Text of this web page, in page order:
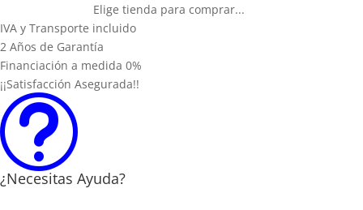
Elige tienda para comprar...
IVA y Transporte incluido
2 Años de Garantía
Financiación a medida 0%
¡¡Satisfacción Asegurada!!
t
¿Necesitas Ayuda?